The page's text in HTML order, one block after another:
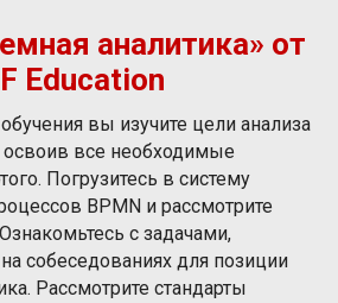
аналитика» от
Education
вы изучите цели анализа
освоив все необходимые
Погрузитесь в систему
BPMN и рассмотрите
с задачами,
собеседованиях для позиции
Рассмотрите стандарты